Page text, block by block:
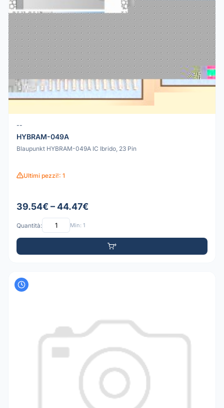
--
HYBRAM-049A
Blaupunkt HYBRAM-049A IC Ibrido, 23 Pin
Ultimi pezzi!: 1
39.54€ – 44.47€
Quantità: Min: 1